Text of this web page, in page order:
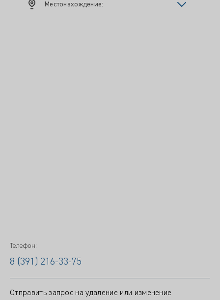
Местонахождение:
Телефон:
8 (391) 216-33-75
Отправить запрос на удаление или изменение